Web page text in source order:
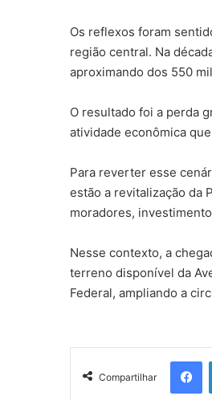
Os reflexos foram
região central. Na
aproximando dos 550
O resultado foi a perda
atividade econômica
Para reverter esse
estão a revitalização da
moradores,
Nesse contexto, a
terreno disponível da
Federal, ampliando a
Compartilhar